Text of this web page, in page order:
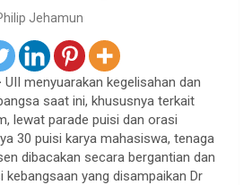
Jehamun
UII menyuarakan kegelisahan dan
saat ini, khususnya terkait
lewat parade puisi dan orasi
30 puisi karya mahasiswa, tenaga
dibacakan secara bergantian dan
kebangsaan yang disampaikan Dr